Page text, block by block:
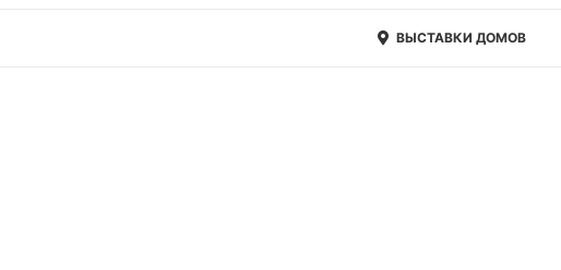
ВЫСТАВКИ ДОМОВ